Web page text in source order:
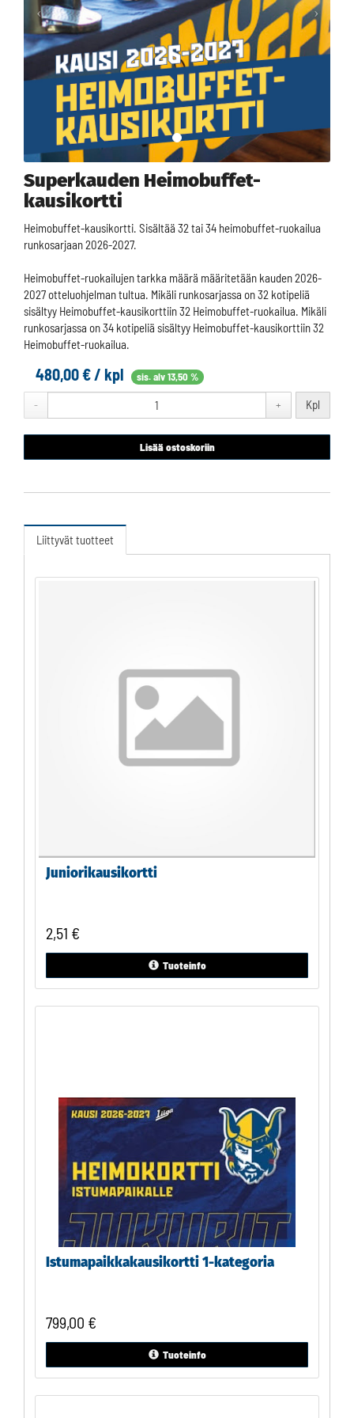
Superkauden Heimobuffet-
kausikortti
Heimobuffet-kausikortti. Sisältää 32 tai 34 heimobuffet-ruokailua
runkosarjaan 2026-2027.
Heimobuffet-ruokailujen tarkka määrä määritetään kauden 2026-
2027 otteluohjelman tultua. Mikäli runkosarjassa on 32 kotipeliä
sisältyy Heimobuffet-kausikorttiin 32 Heimobuffet-ruokailua. Mikäli
runkosarjassa on 34 kotipeliä sisältyy Heimobuffet-kausikorttiin 32
Heimobuffet-ruokailua.
480,00 € / kpl sis. alv 13,50 %
- + Kpl
Lisää ostoskoriin
Liittyvät tuotteet
Juniorikausikortti
2,51 €
Tuoteinfo
Istumapaikkakausikortti 1-kategoria
799,00 €
Tuoteinfo